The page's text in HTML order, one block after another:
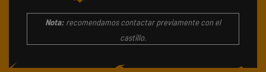
Nota: recomendamos contactar previamente con el
castillo.